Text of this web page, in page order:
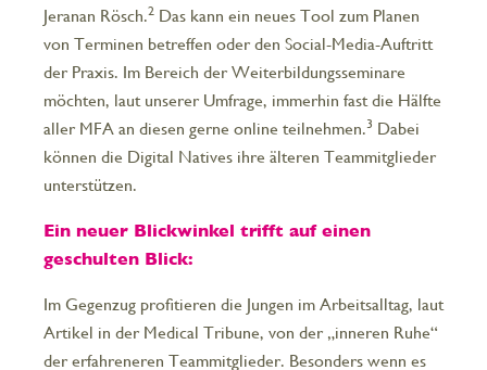
Jeranan Rösch.2 Das kann ein neues Tool zum Planen
von Terminen betreffen oder den Social-Media-Auftritt
der Praxis. Im Bereich der Weiterbildungsseminare
möchten, laut unserer Umfrage, immerhin fast die Hälfte
aller MFA an diesen gerne online teilnehmen.3 Dabei
können die Digital Natives ihre älteren Teammitglieder
unterstützen.
Ein neuer Blickwinkel trifft auf einen
geschulten Blick:
Im Gegenzug profitieren die Jungen im Arbeitsalltag, laut
Artikel in der Medical Tribune, von der „inneren Ruhe“
der erfahreneren Teammitglieder. Besonders wenn es